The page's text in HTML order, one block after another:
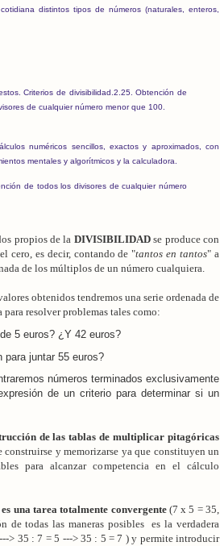
distintos tipos de números (naturales, enteros,
Criterios de divisibilidad. 2.25. Obtención de
de cualquier número menor que 100.
numéricos sencillos, exactos y aproximados, con
mentales y algorítmicos y la calculadora.
de todos los divisores de cualquier número
propios de la DIVISIBILIDADse produce con
cero, es decir, contando de "tantos en tantos" a
de los múltiplos de un número cualquiera.
obtenidos tendremos una serie ordenada de
resolver problemas tales como:
5 euros? ¿Y 42 euros?
para juntar 55 euros?
números terminados exclusivamente
de un criterio para determinar si un
de las tablas de multiplicar pitagóricas
construirse y memorizarse ya que constituyen un
para alcanzar competencia en el cálculo
una tarea totalmente convergente(7 x 5 = 35,
de todas las maneras posibles es la verdadera
> 35 : 7 = 5 ---> 35 : 5 = 7 ) y permite introducir